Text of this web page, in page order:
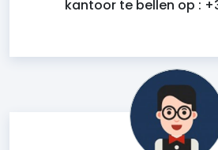
kantoor te bellen op :